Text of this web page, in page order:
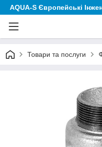
AQUA-S Європейські
Товари та послуги